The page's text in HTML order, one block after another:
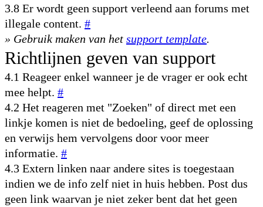
3.8 Er wordt geen support verleend aan forums met
illegale content. #
» Gebruik maken van het support template.
Richtlijnen geven van support
4.1 Reageer enkel wanneer je de vrager er ook echt
mee helpt. #
4.2 Het reageren met "Zoeken" of direct met een
linkje komen is niet de bedoeling, geef de oplossing
en verwijs hem vervolgens door voor meer
informatie. #
4.3 Extern linken naar andere sites is toegestaan
indien we de info zelf niet in huis hebben. Post dus
geen link waarvan je niet zeker bent dat het geen